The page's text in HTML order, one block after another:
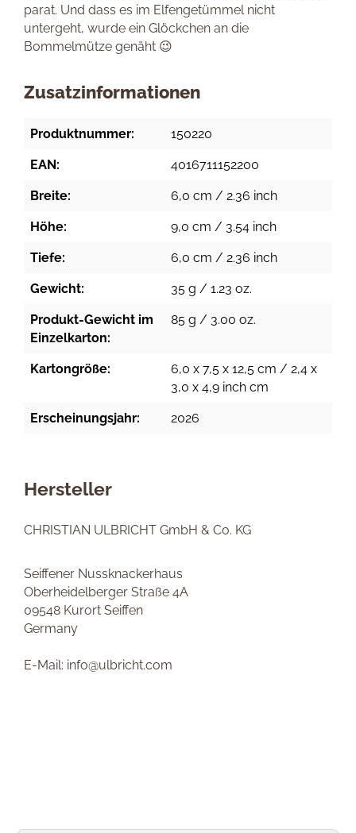
parat. Und dass es im Elfengetümmel nicht
untergeht, wurde ein Glöckchen an die
Bommelmütze genäht 😉
Zusatzinformationen
Produktnummer: 150220
EAN: 4016711152200
Breite: 6,0 cm / 2.36 inch
Höhe: 9,0 cm / 3.54 inch
Tiefe: 6,0 cm / 2.36 inch
Gewicht: 35 g / 1.23 oz.
Produkt-Gewicht im
Einzelkarton:
85 g / 3.00 oz.
Kartongröße:
6,0 x 7,5 x 12,5 cm / 2,4 x
3,0 x 4,9 inch cm
Erscheinungsjahr: 2026
Hersteller
CHRISTIAN ULBRICHT GmbH & Co. KG
Seiffener Nussknackerhaus
Oberheidelberger Straße 4A
09548 Kurort Seiffen
Germany
E-Mail: info@ulbricht.com